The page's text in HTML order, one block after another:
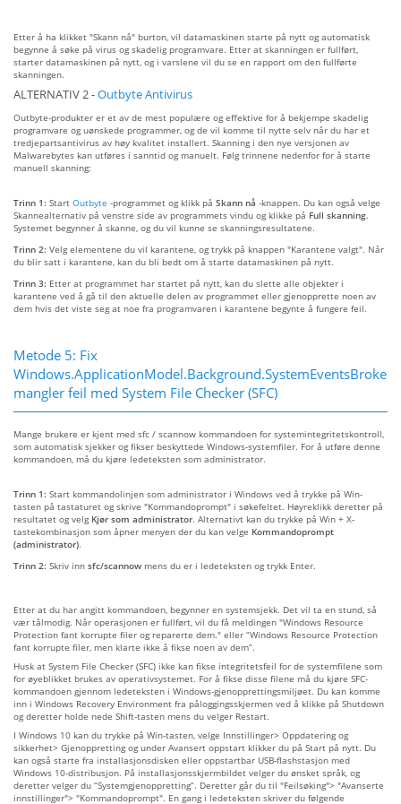
Etter å ha klikket "Skann nå" burton, vil datamaskinen starte på nytt og automatisk
begynne å søke på virus og skadelig programvare. Etter at skanningen er fullført,
starter datamaskinen på nytt, og i varslene vil du se en rapport om den fullførte
skanningen.
ALTERNATIV 2 -Outbyte Antivirus
Outbyte-produkter er et av de mest populære og effektive for å bekjempe skadelig
programvare og uønskede programmer, og de vil komme til nytte selv når du har et
tredjepartsantivirus av høy kvalitet installert. Skanning i den nye versjonen av
Malwarebytes kan utføres i sanntid og manuelt. Følg trinnene nedenfor for å starte
manuell skanning:
Trinn 1: Start Outbyte -programmet og klikk på Skann nå -knappen. Du kan også velge
Skannealternativ på venstre side av programmets vindu og klikke på Full skanning.
Systemet begynner å skanne, og du vil kunne se skanningsresultatene.
Trinn 2: Velg elementene du vil karantene, og trykk på knappen "Karantene valgt". Når
du blir satt i karantene, kan du bli bedt om å starte datamaskinen på nytt.
Trinn 3: Etter at programmet har startet på nytt, kan du slette alle objekter i
karantene ved å gå til den aktuelle delen av programmet eller gjenopprette noen av
dem hvis det viste seg at noe fra programvaren i karantene begynte å fungere feil.
Metode 5: Fix
mangler feil med System File Checker (SFC)
Mange brukere er kjent med sfc / scannow kommandoen for systemintegritetskontroll,
som automatisk sjekker og fikser beskyttede Windows-systemfiler. For å utføre denne
kommandoen, må du kjøre ledeteksten som administrator.
Trinn 1: Start kommandolinjen som administrator i Windows ved å trykke på Win-
tasten på tastaturet og skrive "Kommandoprompt" i søkefeltet. Høyreklikk deretter på
resultatet og velg Kjør som administrator. Alternativt kan du trykke på Win + X-
tastekombinasjon som åpner menyen der du kan velge Kommandoprompt
(administrator).
Trinn 2: Skriv inn sfc/scannow mens du er i ledeteksten og trykk Enter.
Etter at du har angitt kommandoen, begynner en systemsjekk. Det vil ta en stund, så
vær tålmodig. Når operasjonen er fullført, vil du få meldingen "Windows Resource
Protection fant korrupte filer og reparerte dem." eller “Windows Resource Protection
fant korrupte filer, men klarte ikke å fikse noen av dem”.
Husk at System File Checker (SFC) ikke kan fikse integritetsfeil for de systemfilene som
for øyeblikket brukes av operativsystemet. For å fikse disse filene må du kjøre SFC-
kommandoen gjennom ledeteksten i Windows-gjenopprettingsmiljøet. Du kan komme
inn i Windows Recovery Environment fra påloggingsskjermen ved å klikke på Shutdown
og deretter holde nede Shift-tasten mens du velger Restart.
I Windows 10 kan du trykke på Win-tasten, velge Innstillinger> Oppdatering og
sikkerhet> Gjenoppretting og under Avansert oppstart klikker du på Start på nytt. Du
kan også starte fra installasjonsdisken eller oppstartbar USB-flashstasjon med
Windows 10-distribusjon. På installasjonsskjermbildet velger du ønsket språk, og
deretter velger du “Systemgjenoppretting”. Deretter går du til "Feilsøking"> "Avanserte
innstillinger"> "Kommandoprompt". En gang i ledeteksten skriver du følgende